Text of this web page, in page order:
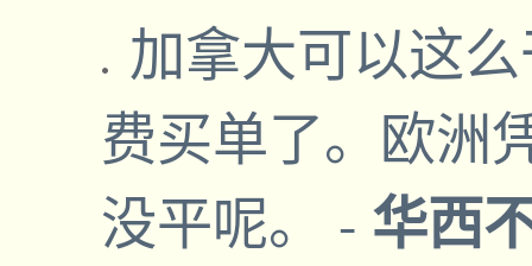
加拿大可以这
费买单了。欧洲
没平呢。 - 华西